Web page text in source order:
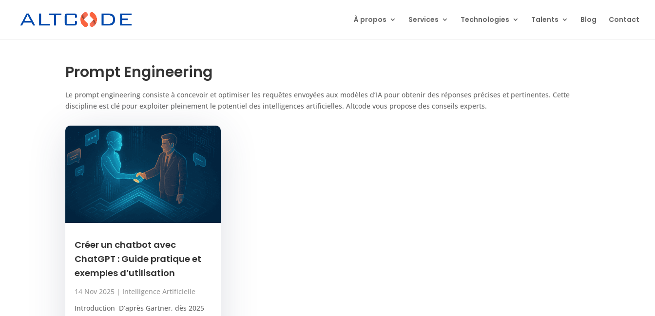
À propos Services Technologies Talents Blog Contact
Prompt Engineering
Le prompt engineering consiste à concevoir et optimiser les requêtes envoyées aux modèles d’IA pour obtenir des réponses précises et pertinentes. Cette
discipline est clé pour exploiter pleinement le potentiel des intelligences artificielles. Altcode vous propose des conseils experts.
Créer un chatbot avec
ChatGPT : Guide pratique et
exemples d’utilisation
14 Nov 2025 | Intelligence Artificielle
Introduction D’après Gartner, dès 2025